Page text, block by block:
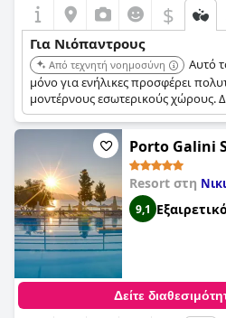
$
Για Νιόπαντρους
Από τεχνητή νοημοσύνη
Αυτό
μόνο για ενήλικες προσφέρει
μοντέρνους εσωτερικούς χώρους.
πισίνα και μπαρ, παρέχοντας μια
ατμόσφαιρα για τους νεόνυμφους.
Porto Galini
Resort στη
9,1 Εξαιρετικό
Δείτε